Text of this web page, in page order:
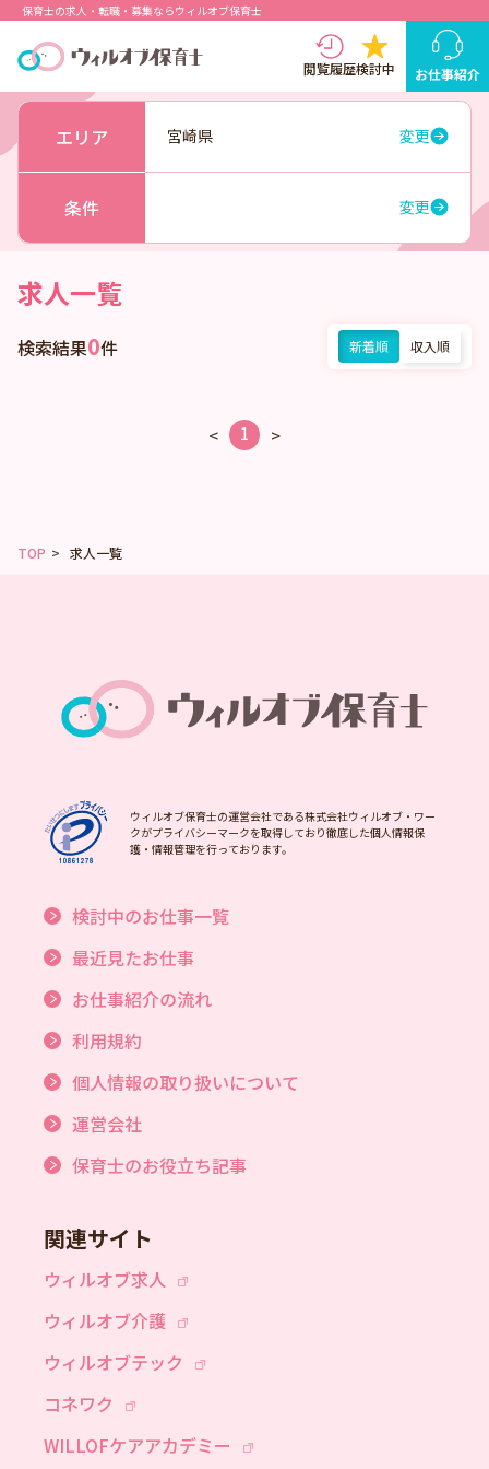
保育士の求人・転職・募集ならウィルオブ保育士
閲覧履歴検討中 お仕事紹介
エリア 宮崎県 変更
条件 変更
求人一覧
検索結果0件 新着順 収入順
< 1 >
TOP 求人一覧
ウィルオブ保育士の運営会社である株式会社ウィルオブ・ワー
クがプライバシーマークを取得しており徹底した個人情報保
護・情報管理を行っております。
検討中のお仕事一覧
最近見たお仕事
お仕事紹介の流れ
利用規約
個人情報の取り扱いについて
運営会社
保育士のお役立ち記事
関連サイト
ウィルオブ求人
ウィルオブ介護
ウィルオブテック
コネワク
WILLOFケアアカデミー